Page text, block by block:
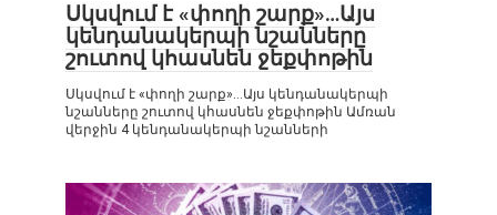
Սկսվում է «փողի շարք»…Այս
կենդանակերպի նշանները
շուտով կհասնեն ջեքփոթին
Սկսվում է «փողի շարք»…Այս կենդանակերպի
նշանները շուտով կհասնեն ջեքփոթին Ամռան
վերջին 4 կենդանակերպի նշանների